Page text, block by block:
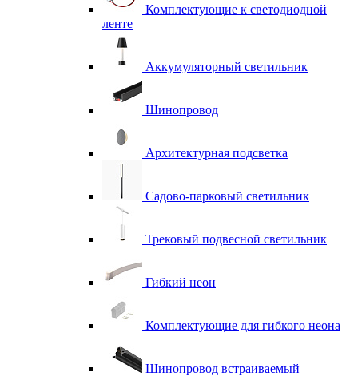
Комплектующие к светодиодной
ленте
Аккумуляторный светильник
Шинопровод
Архитектурная подсветка
Садово-парковый светильник
Трековый подвесной светильник
Гибкий неон
Комплектующие для гибкого неона
Шинопровод встраиваемый